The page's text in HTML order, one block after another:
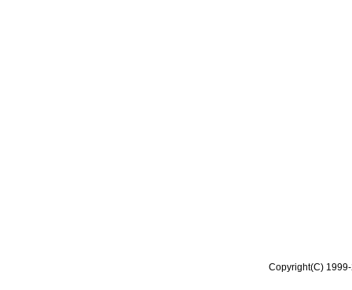
Copyright(C)